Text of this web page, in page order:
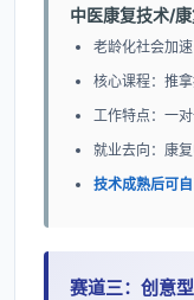
中医康复技术/
老龄化社会加
核心课程：推
工作特点：一
就业去向：康
技术成熟后可
赛道三：创意